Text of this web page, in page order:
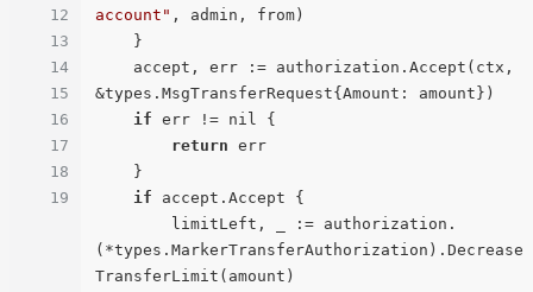
12
13
14
15
16
17
18
19
account" , admin, from)
&types.MsgTransferRequest{Amount: amount})
if err != nil {
return err
if accept.Accept {
(*types.MarkerTransferAuthorization).Decrease
TransferLimit(amount)